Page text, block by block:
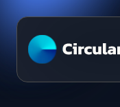
Skip to content